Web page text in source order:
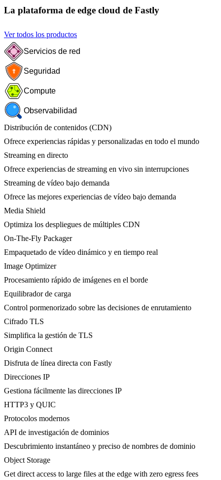
La plataforma de edge cloud de Fastly
Ver todos los productos
Servicios de red
Seguridad
Compute
Observabilidad
Distribución de contenidos (CDN)
Ofrece experiencias rápidas y personalizadas en todo el mundo
Streaming en directo
Ofrece experiencias de streaming en vivo sin interrupciones
Streaming de vídeo bajo demanda
Ofrece las mejores experiencias de vídeo bajo demanda
Media Shield
Optimiza los despliegues de múltiples CDN
On-The-Fly Packager
Empaquetado de vídeo dinámico y en tiempo real
Image Optimizer
Procesamiento rápido de imágenes en el borde
Equilibrador de carga
Control pormenorizado sobre las decisiones de enrutamiento
Cifrado TLS
Simplifica la gestión de TLS
Origin Connect
Disfruta de línea directa con Fastly
Direcciones IP
Gestiona fácilmente las direcciones IP
HTTP3 y QUIC
Protocolos modernos
API de investigación de dominios
Descubrimiento instantáneo y preciso de nombres de dominio
Object Storage
Get direct access to large files at the edge with zero egress fees